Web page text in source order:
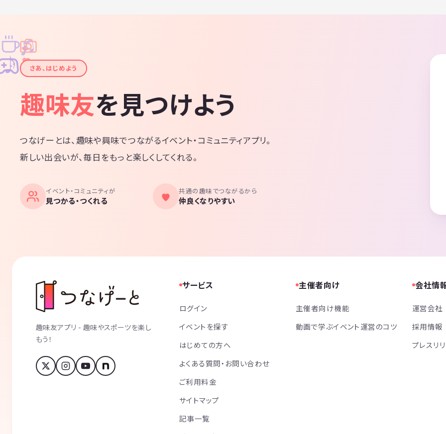
✦
✦
✧
✧
♪
♫
さあ、はじめよう
趣味友を見つけよう
つなげーとは、趣味や興味でつながるイベント・コミュニティアプリ。
新しい出会いが、毎日をもっと楽しくしてくれる。
イベント・コミュニティが
見つかる・つくれる
共通の趣味でつながるから
仲良くなりやすい
趣味友アプリ - 趣味やスポーツを楽し
もう！
サービス
ログイン
イベントを探す
はじめての方へ
よくある質問・お問い合わせ
ご利用料金
サイトマップ
記事一覧
主催者向け
主催者向け機能
動画で学ぶイベント運営のコツ
会社情
運営会社
採用情報
プレスリ